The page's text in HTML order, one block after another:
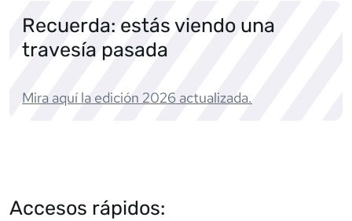
Recuerda: estás viendo una
travesía pasada
Mira aquí la edición 2026 actualizada.
Accesos rápidos: